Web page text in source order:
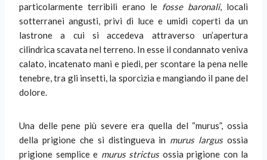
particolarmente terribili erano le fosse baronali, locali
sotterranei angusti, privi di luce e umidi coperti da un
lastrone a cui si accedeva attraverso un’apertura
cilindrica scavata nel terreno. In esse il condannato veniva
calato, incatenato mani e piedi, per scontare la pena nelle
tenebre, tra gli insetti, la sporcizia e mangiando il pane del
dolore.
Una delle pene più severe era quella del “murus”, ossia
della prigione che si distingueva in murus largusossia
prigione semplice e murus strictusossia prigione con la